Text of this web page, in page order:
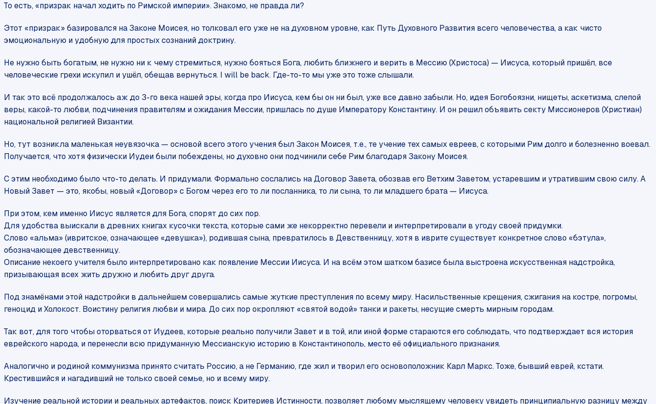
То есть, «призрак начал ходить по Римской империи». Знакомо, не правда ли?
Этот «призрак» базировался на Законе Моисея, но толковал его уже не на духовном уровне, как Путь Духовного Развития всего человечества, а как чисто
эмоциональную и удобную для простых сознаний доктрину.
Не нужно быть богатым, не нужно ни к чему стремиться, нужно бояться Бога, любить ближнего и верить в Мессию (Христоса) — Иисуса, который пришёл, все
человеческие грехи искупил и ушёл, обещав вернуться. I will be back. Где-то-то мы уже это тоже слышали.
И так это всё продолжалось аж до 3-го века нашей эры, когда про Иисуса, кем бы он ни был, уже все давно забыли. Но, идея Богобоязни, нищеты, аскетизма, слепой
веры, какой-то любви, подчинения правителям и ожидания Мессии, пришлась по душе Императору Константину. И он решил объявить секту Миссионеров (Христиан)
национальной религией Византии.
Но, тут возникла маленькая неувязочка — основой всего этого учения был Закон Моисея, т.е., те учение тех самых евреев, с которыми Рим долго и болезненно воевал.
Получается, что хотя физически Иудеи были побеждены, но духовно они подчинили себе Рим благодаря Закону Моисея.
С этим необходимо было что-то делать. И придумали. Формально сослались на Договор Завета, обозвав его Ветхим Заветом, устаревшим и утратившим свою силу. А
Новый Завет — это, якобы, новый «Договор» с Богом через его то ли посланника, то ли сына, то ли младшего брата — Иисуса.
При этом, кем именно Иисус является для Бога, спорят до сих пор.
Для удобства выискали в древних книгах кусочки текста, которые сами же некорректно перевели и интерпретировали в угоду своей придумки.
Слово «альма» (ивритское, означающее «девушка»), родившая сына, превратилось в Девственницу, хотя в иврите существует конкретное слово «бэтула»,
обозначающее девственницу.
Описание некоего учителя было интерпретировано как появление Мессии Иисуса. И на всём этом шатком базисе была выстроена искусственная надстройка,
призывающая всех жить дружно и любить друг друга.
Под знамёнами этой надстройки в дальнейшем совершались самые жуткие преступления по всему миру. Насильственные крещения, сжигания на костре, погромы,
геноцид и Холокост. Воистину религия любви и мира. До сих пор окропляют «святой водой» танки и ракеты, несущие смерть мирным городам.
Так вот, для того чтобы оторваться от Иудеев, которые реально получили Завет и в той, или иной форме стараются его соблюдать, что подтверждает вся история
еврейского народа, и перенесли всю придуманную Мессианскую историю в Константинополь, место её официального признания.
Аналогично и родиной коммунизма принято считать Россию, а не Германию, где жил и творил его основоположник Карл Маркс. Тоже, бывший еврей, кстати.
Крестившийся и нагадивший не только своей семье, но и всему миру.
Изучение реальной истории и реальных артефактов, поиск Критериев Истинности, позволяет любому мыслящему человеку увидеть принципиальную разницу между